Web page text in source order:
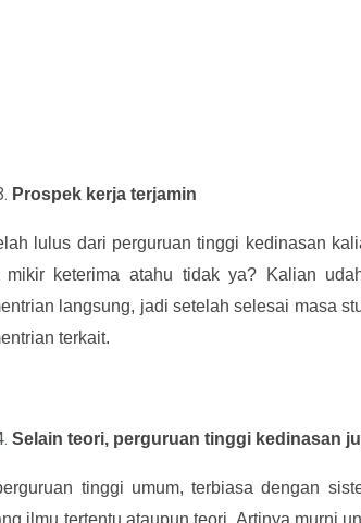
Prospek kerja terjamin
lulus dari perguruan tinggi kedinasan
mikir keterima atahu tidak ya? Kalian
langsung, jadi setelah selesai masa
terkait.
Selain teori, perguruan tinggi kedinasan
tinggi umum, terbiasa dengan
ilmu tertentu ataupun teori. Artinya murni